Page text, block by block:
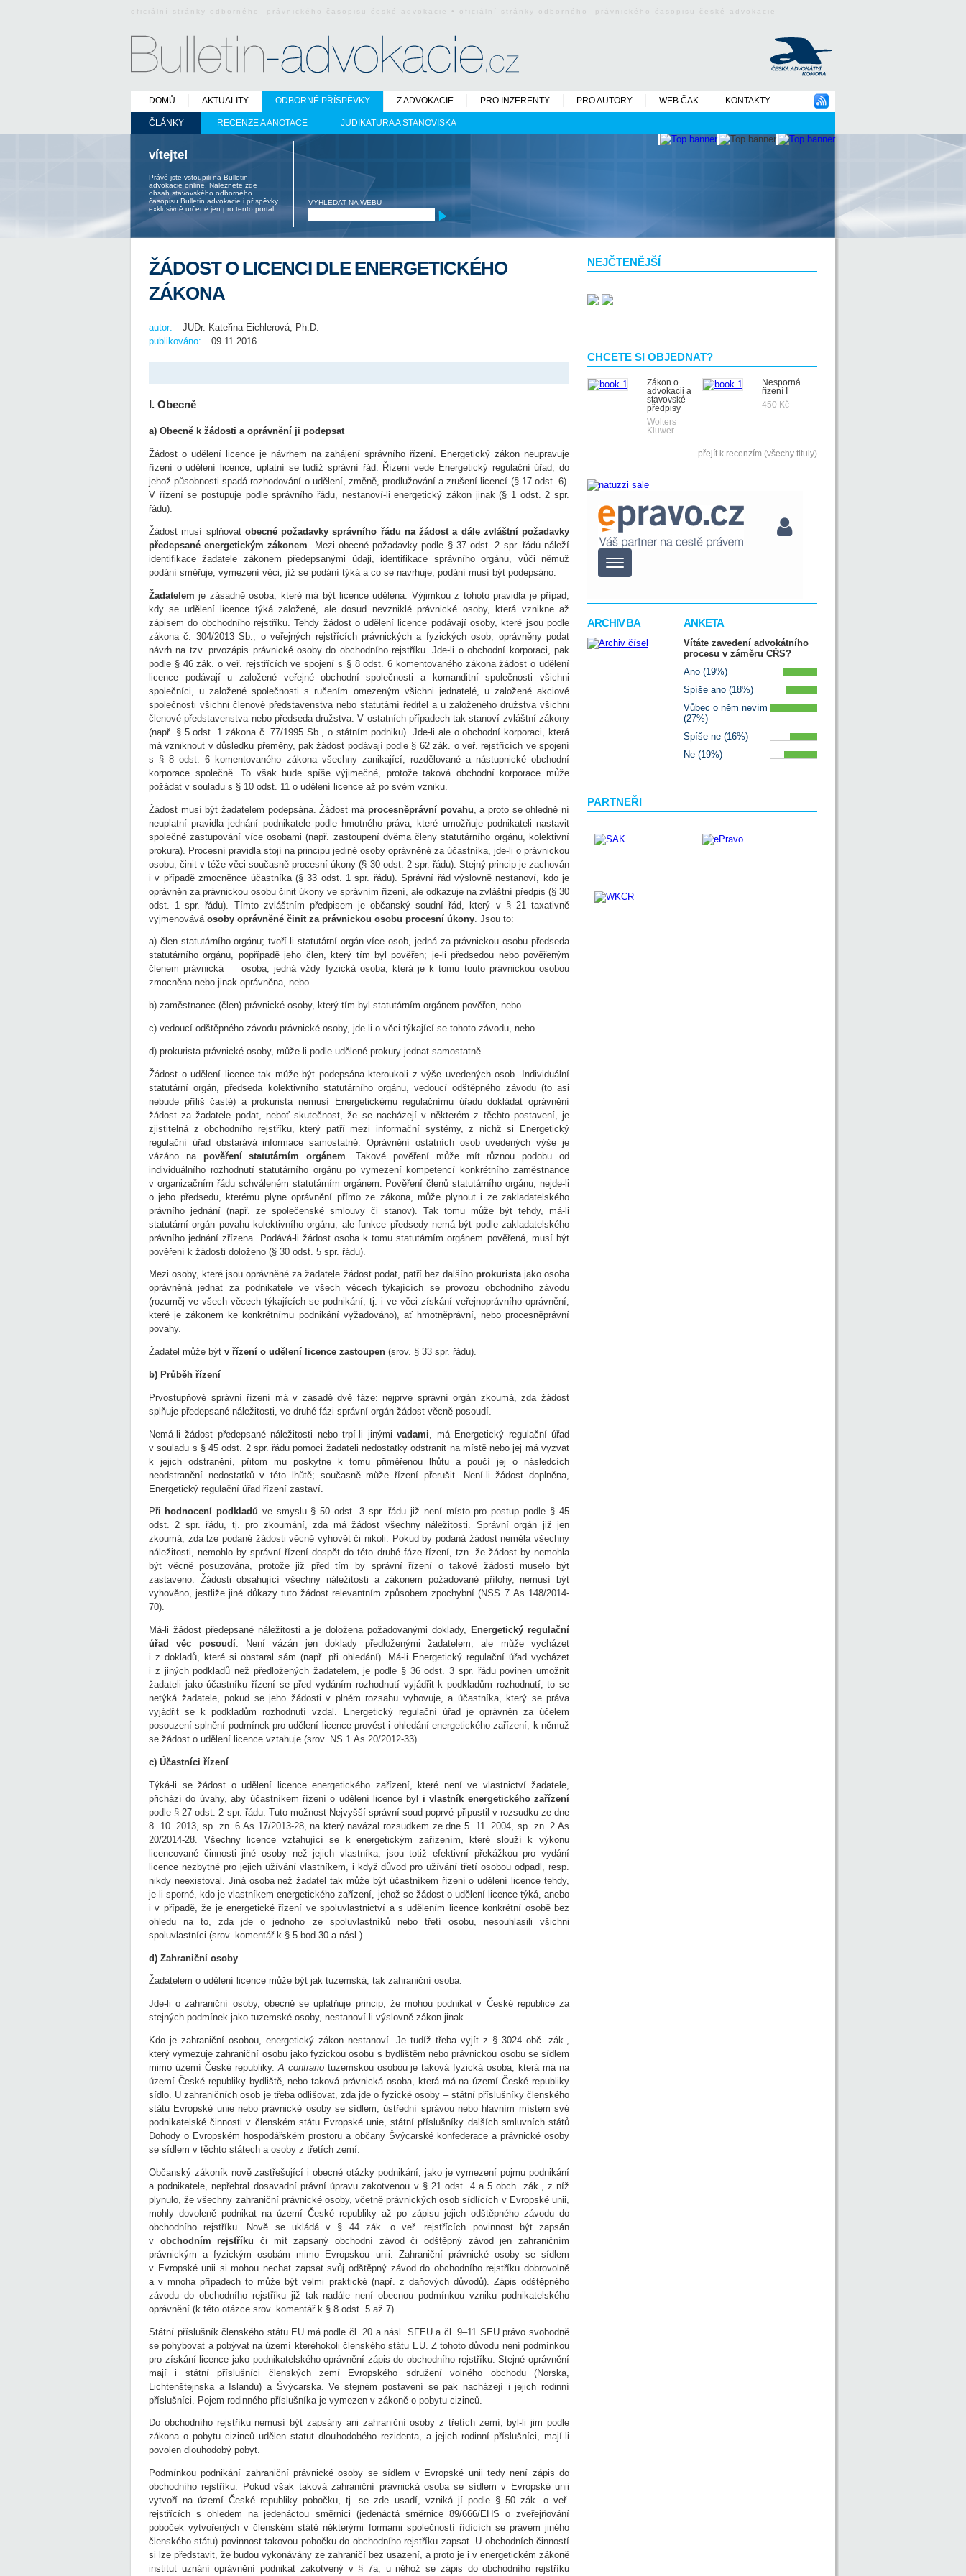
oficiální stránky odborného právnického časopisu české advokacie • oficiální stránky odborného právnického časopisu české advokacie
DOMŮ AKTUALITY ODBORNÉ PŘÍSPĚVKY
ČLÁNKY RECENZE A ANOTACE JUDIKATURA A STANOVISKA
Z ADVOKACIE PRO INZERENTY PRO AUTORY WEB ČAK KONTAKTY
vítejte!
Právě jste vstoupili na Bulletin
advokacie online. Naleznete zde
obsah stavovského odborného
časopisu Bulletin advokacie i příspěvky
exklusivně určené jen pro tento portál.
VYHLEDAT NA WEBU
NEJČTENĚJŠÍ
CHCETE SI OBJEDNAT?
Zákon o
advokacii a
stavovské
předpisy
Wolters
Kluwer
Nesporná
řízení I
450 Kč
přejít k recenzím (všechy tituly)
ARCHIV BA ANKETA
Vítáte zavedení advokátního
procesu v záměru CŘS?
Ano (19%)
Spíše ano (18%)
Vůbec o něm nevím
(27%)
Spíše ne (16%)
Ne (19%)
PARTNEŘI
ŽÁDOST O LICENCI DLE ENERGETICKÉHO
ZÁKONA
autor:
JUDr. Kateřina Eichlerová, Ph.D.
publikováno:
09.11.2016
I. Obecně
a) Obecně k žádosti a oprávnění ji podepsat
Žádost o udělení licence je návrhem na zahájení správního řízení. Energetický zákon neupravuje
řízení o udělení licence, uplatní se tudíž správní řád. Řízení vede Energetický regulační úřad, do
jehož působnosti spadá rozhodování o udělení, změně, prodlužování a zrušení licencí (§ 17 odst. 6).
V řízení se postupuje podle správního řádu, nestanoví-li energetický zákon jinak (§ 1 odst. 2 spr.
řádu).
Žádost musí splňovat obecné požadavky správního řádu na žádost a dále zvláštní požadavky
předepsané energetickým zákonem. Mezi obecné požadavky podle § 37 odst. 2 spr. řádu náleží
identifikace žadatele zákonem předepsanými údaji, identifikace správního orgánu, vůči němuž
podání směřuje, vymezení věci, jíž se podání týká a co se navrhuje; podání musí být podepsáno.
Žadatelem je zásadně osoba, které má být licence udělena. Výjimkou z tohoto pravidla je případ,
kdy se udělení licence týká založené, ale dosud nevzniklé právnické osoby, která vznikne až
zápisem do obchodního rejstříku. Tehdy žádost o udělení licence podávají osoby, které jsou podle
zákona č. 304/2013 Sb., o veřejných rejstřících právnických a fyzických osob, oprávněny podat
návrh na tzv. prvozápis právnické osoby do obchodního rejstříku. Jde-li o obchodní korporaci, pak
podle § 46 zák. o veř. rejstřících ve spojení s § 8 odst. 6 komentovaného zákona žádost o udělení
licence podávají u založené veřejné obchodní společnosti a komanditní společnosti všichni
společníci, u založené společnosti s ručením omezeným všichni jednatelé, u založené akciové
společnosti všichni členové představenstva nebo statutární ředitel a u založeného družstva všichni
členové představenstva nebo předseda družstva. V ostatních případech tak stanoví zvláštní zákony
(např. § 5 odst. 1 zákona č. 77/1995 Sb., o státním podniku). Jde-li ale o obchodní korporaci, která
má vzniknout v důsledku přeměny, pak žádost podávají podle § 62 zák. o veř. rejstřících ve spojení
s § 8 odst. 6 komentovaného zákona všechny zanikající, rozdělované a nástupnické obchodní
korporace společně. To však bude spíše výjimečné, protože taková obchodní korporace může
požádat v souladu s § 10 odst. 11 o udělení licence až po svém vzniku.
Žádost musí být žadatelem podepsána. Žádost má procesněprávní povahu , a proto se ohledně ní
neuplatní pravidla jednání podnikatele podle hmotného práva, které umožňuje podnikateli nastavit
společné zastupování více osobami (např. zastoupení dvěma členy statutárního orgánu, kolektivní
prokura). Procesní pravidla stojí na principu jediné osoby oprávněné za účastníka, jde-li o právnickou
osobu, činit v téže věci současně procesní úkony (§ 30 odst. 2 spr. řádu). Stejný princip je zachován
i v případě zmocněnce účastníka (§ 33 odst. 1 spr. řádu). Správní řád výslovně nestanoví, kdo je
oprávněn za právnickou osobu činit úkony ve správním řízení, ale odkazuje na zvláštní předpis (§ 30
odst. 1 spr. řádu). Tímto zvláštním předpisem je občanský soudní řád, který v § 21 taxativně
vyjmenovává osoby oprávněné činit za právnickou osobu procesní úkony . Jsou to:
a) člen statutárního orgánu; tvoří-li statutární orgán více osob, jedná za právnickou osobu předseda
statutárního orgánu, popřípadě jeho člen, který tím byl pověřen; je-li předsedou nebo pověřeným
členem právnická osoba, jedná vždy fyzická osoba, která je k tomu touto právnickou osobou
zmocněna nebo jinak oprávněna, nebo
b) zaměstnanec (člen) právnické osoby, který tím byl statutárním orgánem pověřen, nebo
c) vedoucí odštěpného závodu právnické osoby, jde-li o věci týkající se tohoto závodu, nebo
d) prokurista právnické osoby, může-li podle udělené prokury jednat samostatně.
Žádost o udělení licence tak může být podepsána kteroukoli z výše uvedených osob. Individuální
statutární orgán, předseda kolektivního statutárního orgánu, vedoucí odštěpného závodu (to asi
nebude příliš časté) a prokurista nemusí Energetickému regulačnímu úřadu dokládat oprávnění
žádost za žadatele podat, neboť skutečnost, že se nacházejí v některém z těchto postavení, je
zjistitelná z obchodního rejstříku, který patří mezi informační systémy, z nichž si Energetický
regulační úřad obstarává informace samostatně. Oprávnění ostatních osob uvedených výše je
vázáno na pověření statutárním orgánem . Takové pověření může mít různou podobu od
individuálního rozhodnutí statutárního orgánu po vymezení kompetencí konkrétního zaměstnance
v organizačním řádu schváleném statutárním orgánem. Pověření členů statutárního orgánu, nejde-li
o jeho předsedu, kterému plyne oprávnění přímo ze zákona, může plynout i ze zakladatelského
právního jednání (např. ze společenské smlouvy či stanov). Tak tomu může být tehdy, má-li
statutární orgán povahu kolektivního orgánu, ale funkce předsedy nemá být podle zakladatelského
právního jednání zřízena. Podává-li žádost osoba k tomu statutárním orgánem pověřená, musí být
pověření k žádosti doloženo (§ 30 odst. 5 spr. řádu).
Mezi osoby, které jsou oprávněné za žadatele žádost podat, patří bez dalšího prokuristajako osoba
oprávněná jednat za podnikatele ve všech věcech týkajících se provozu obchodního závodu
(rozuměj ve všech věcech týkajících se podnikání, tj. i ve věci získání veřejnoprávního oprávnění,
které je zákonem ke konkrétnímu podnikání vyžadováno), ať hmotněprávní, nebo procesněprávní
povahy.
Žadatel může být v řízení o udělení licence zastoupen (srov. § 33 spr. řádu).
b) Průběh řízení
Prvostupňové správní řízení má v zásadě dvě fáze: nejprve správní orgán zkoumá, zda žádost
splňuje předepsané náležitosti, ve druhé fázi správní orgán žádost věcně posoudí.
Nemá-li žádost předepsané náležitosti nebo trpí-li jinýmivadami , má Energetický regulační úřad
v souladu s § 45 odst. 2 spr. řádu pomoci žadateli nedostatky odstranit na místě nebo jej má vyzvat
k jejich odstranění, přitom mu poskytne k tomu přiměřenou lhůtu a poučí jej o následcích
neodstranění nedostatků v této lhůtě; současně může řízení přerušit. Není-li žádost doplněna,
Energetický regulační úřad řízení zastaví.
Při hodnocení podkladů ve smyslu § 50 odst. 3 spr. řádu již není místo pro postup podle § 45
odst. 2 spr. řádu, tj. pro zkoumání, zda má žádost všechny náležitosti. Správní orgán již jen
zkoumá, zda lze podané žádosti věcně vyhovět či nikoli. Pokud by podaná žádost neměla všechny
náležitosti, nemohlo by správní řízení dospět do této druhé fáze řízení, tzn. že žádost by nemohla
být věcně posuzována, protože již před tím by správní řízení o takové žádosti muselo být
zastaveno. Žádosti obsahující všechny náležitosti a zákonem požadované přílohy, nemusí být
vyhověno, jestliže jiné důkazy tuto žádost relevantním způsobem zpochybní (NSS 7 As 148/2014-
70).
Má-li žádost předepsané náležitosti a je doložena požadovanými doklady, Energetický regulační
úřad věc posoudí. Není vázán jen doklady předloženými žadatelem, ale může vycházet
i z dokladů, které si obstaral sám (např. při ohledání). Má-li Energetický regulační úřad vycházet
i z jiných podkladů než předložených žadatelem, je podle § 36 odst. 3 spr. řádu povinen umožnit
žadateli jako účastníku řízení se před vydáním rozhodnutí vyjádřit k podkladům rozhodnutí; to se
netýká žadatele, pokud se jeho žádosti v plném rozsahu vyhovuje, a účastníka, který se práva
vyjádřit se k podkladům rozhodnutí vzdal. Energetický regulační úřad je oprávněn za účelem
posouzení splnění podmínek pro udělení licence provést i ohledání energetického zařízení, k němuž
se žádost o udělení licence vztahuje (srov. NS 1 As 20/2012-33).
c) Účastníci řízení
Týká-li se žádost o udělení licence energetického zařízení, které není ve vlastnictví žadatele,
přichází do úvahy, aby účastníkem řízení o udělení licence byl i vlastník energetického zařízení
podle § 27 odst. 2 spr. řádu. Tuto možnost Nejvyšší správní soud poprvé připustil v rozsudku ze dne
8. 10. 2013, sp. zn. 6 As 17/2013-28, na který navázal rozsudkem ze dne 5. 11. 2004, sp. zn. 2 As
20/2014-28. Všechny licence vztahující se k energetickým zařízením, které slouží k výkonu
licencované činnosti jiné osoby než jejich vlastníka, jsou totiž efektivní překážkou pro vydání
licence nezbytné pro jejich užívání vlastníkem, i když důvod pro užívání třetí osobou odpadl, resp.
nikdy neexistoval. Jiná osoba než žadatel tak může být účastníkem řízení o udělení licence tehdy,
je-li sporné, kdo je vlastníkem energetického zařízení, jehož se žádost o udělení licence týká, anebo
i v případě, že je energetické řízení ve spoluvlastnictví a s udělením licence konkrétní osobě bez
ohledu na to, zda jde o jednoho ze spoluvlastníků nebo třetí osobu, nesouhlasili všichni
spoluvlastníci (srov. komentář k § 5 bod 30 a násl.).
d) Zahraniční osoby
Žadatelem o udělení licence může být jak tuzemská, tak zahraniční osoba.
Jde-li o zahraniční osoby, obecně se uplatňuje princip, že mohou podnikat v České republice za
stejných podmínek jako tuzemské osoby, nestanoví-li výslovně zákon jinak.
Kdo je zahraniční osobou, energetický zákon nestanoví. Je tudíž třeba vyjít z § 3024 obč. zák.,
který vymezuje zahraniční osobu jako fyzickou osobu s bydlištěm nebo právnickou osobu se sídlem
mimo území České republiky. A contrariotuzemskou osobou je taková fyzická osoba, která má na
území České republiky bydliště, nebo taková právnická osoba, která má na území České republiky
sídlo. U zahraničních osob je třeba odlišovat, zda jde o fyzické osoby – státní příslušníky členského
státu Evropské unie nebo právnické osoby se sídlem, ústřední správou nebo hlavním místem své
podnikatelské činnosti v členském státu Evropské unie, státní příslušníky dalších smluvních států
Dohody o Evropském hospodářském prostoru a občany Švýcarské konfederace a právnické osoby
se sídlem v těchto státech a osoby z třetích zemí.
Občanský zákoník nově zastřešující i obecné otázky podnikání, jako je vymezení pojmu podnikání
a podnikatele, nepřebral dosavadní právní úpravu zakotvenou v § 21 odst. 4 a 5 obch. zák., z níž
plynulo, že všechny zahraniční právnické osoby, včetně právnických osob sídlících v Evropské unii,
mohly dovoleně podnikat na území České republiky až po zápisu jejich odštěpného závodu do
obchodního rejstříku. Nově se ukládá v § 44 zák. o veř. rejstřících povinnost být zapsán
v obchodním rejstříku či mít zapsaný obchodní závod či odštěpný závod jen zahraničním
právnickým a fyzickým osobám mimo Evropskou unii. Zahraniční právnické osoby se sídlem
v Evropské unii si mohou nechat zapsat svůj odštěpný závod do obchodního rejstříku dobrovolně
a v mnoha případech to může být velmi praktické (např. z daňových důvodů). Zápis odštěpného
závodu do obchodního rejstříku již tak nadále není obecnou podmínkou vzniku podnikatelského
oprávnění (k této otázce srov. komentář k § 8 odst. 5 až 7).
Státní příslušník členského státu EU má podle čl. 20 a násl. SFEU a čl. 9–11 SEU právo svobodně
se pohybovat a pobývat na území kteréhokoli členského státu EU. Z tohoto důvodu není podmínkou
pro získání licence jako podnikatelského oprávnění zápis do obchodního rejstříku. Stejné oprávnění
mají i státní příslušníci členských zemí Evropského sdružení volného obchodu (Norska,
Lichtenštejnska a Islandu) a Švýcarska. Ve stejném postavení se pak nacházejí i jejich rodinní
příslušníci. Pojem rodinného příslušníka je vymezen v zákoně o pobytu cizinců.
Do obchodního rejstříku nemusí být zapsány ani zahraniční osoby z třetích zemí, byl-li jim podle
zákona o pobytu cizinců udělen statut dlouhodobého rezidenta, a jejich rodinní příslušníci, mají-li
povolen dlouhodobý pobyt.
Podmínkou podnikání zahraniční právnické osoby se sídlem v Evropské unii tedy není zápis do
obchodního rejstříku. Pokud však taková zahraniční právnická osoba se sídlem v Evropské unii
vytvoří na území České republiky pobočku, tj. se zde usadí, vzniká jí podle § 50 zák. o veř.
rejstřících s ohledem na jedenáctou směrnici (jedenáctá směrnice 89/666/EHS o zveřejňování
poboček vytvořených v členském státě některými formami společností řídících se právem jiného
členského státu) povinnost takovou pobočku do obchodního rejstříku zapsat. U obchodních činností
si lze představit, že budou vykonávány ze zahraničí bez usazení, a proto je i v energetickém zákoně
institut uznání oprávnění podnikat zakotvený v § 7a, u něhož se zápis do obchodního rejstříku